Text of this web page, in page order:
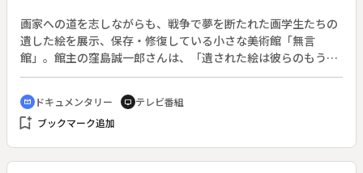
画家への道を志しながらも、戦争で夢を断たれた画学生たちの
遺した絵を展示、保存・修復している小さな美術館「無言
館」。館主の窪島誠一郎さんは、「遺された絵は彼らのもうひ
とつの命」と考え、全国各地の遺族を訪ね歩いている。終戦か
ら６０年が経った２００６年、戦争の記憶の風化と向きあう窪
島さんの取り組みを追い、戦争が奪ったものの尊さを訴える。
cinematic_blur ドキュメンタリー tv テレビ番組
bookmark_add ブックマーク追加